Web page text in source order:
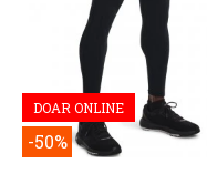
DOAR ONLINE
-50%